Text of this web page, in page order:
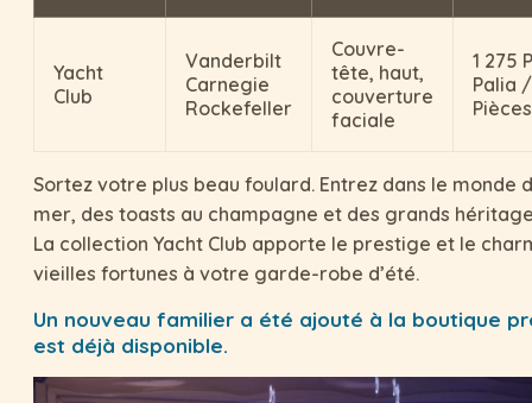
Yacht
Club
Vanderbilt
Carnegie
Rockefeller
Couvre-
tête, haut,
couverture
faciale
1 275
Palia
Sortez votre plus beau foulard. Entrez dans le monde
mer, des toasts au champagne et des grands
La collection Yacht Club apporte le prestige et le
vieilles fortunes à votre garde-robe d’été.
Un nouveau familier a été ajouté à la boutique
est déjà disponible.